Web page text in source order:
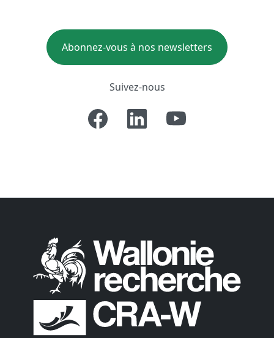
Abonnez-vous à nos newsletters
Suivez-nous